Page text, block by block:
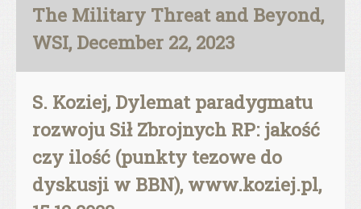
The Military Threat and Beyond,
WSI, December 22, 2023
S. Koziej, Dylemat paradygmatu
rozwoju Sił Zbrojnych RP: jakość
czy ilość (punkty tezowe do
dyskusji w BBN), www.koziej.pl,